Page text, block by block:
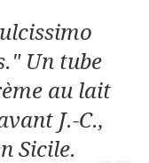
Un tube
au lait
J.-C.,
Sicile.